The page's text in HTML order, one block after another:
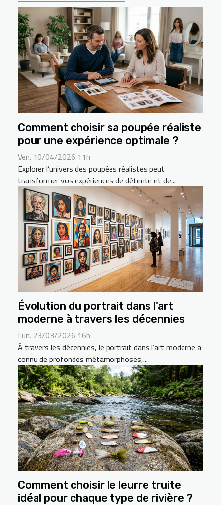
Comment choisir sa poupée réaliste
pour une expérience optimale ?
Ven. 10/04/2026 11h
Explorer l’univers des poupées réalistes peut
transformer vos expériences de détente et de...
Évolution du portrait dans l'art
moderne à travers les décennies
Lun. 23/03/2026 16h
À travers les décennies, le portrait dans l’art moderne a
connu de profondes métamorphoses,...
Comment choisir le leurre truite
idéal pour chaque type de rivière ?